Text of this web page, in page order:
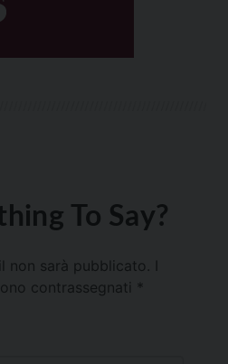
To Say?
non sarà pubblicato.
contrassegnati *